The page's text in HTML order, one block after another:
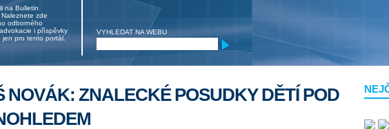
na Bulletin
zde
odborného
i příspěvky
pro tento portál.
VYHLEDAT NA WEBU
NOVÁK: ZNALECKÉ POSUDKY DĚTÍ POD